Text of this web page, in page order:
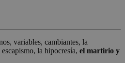
variables, cambiantes, la
la hipocresía, el martirio y